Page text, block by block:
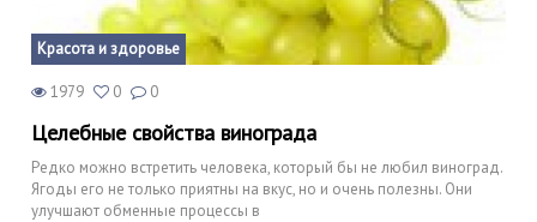
Красота и здоровье
1979 0 0
Целебные свойства винограда
Редко можно встретить человека, который бы не любил виноград.
Ягоды его не только приятны на вкус, но и очень полезны. Они
улучшают обменные процессы в